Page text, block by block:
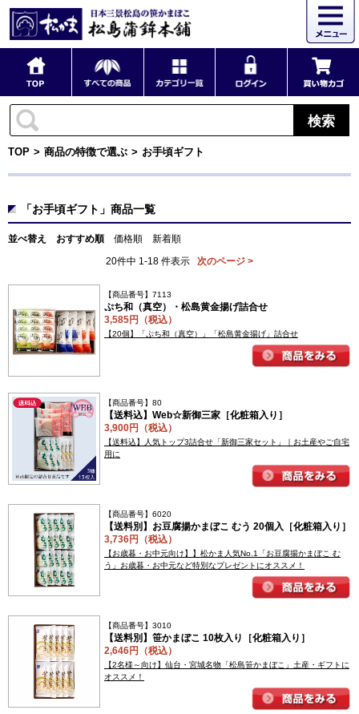
検索
TOP 商品の特徴で選ぶ お手頃ギフト
「お手頃ギフト」商品一覧
並べ替え おすすめ順 価格順
新着順
20件中 1-18 件表示 次のページ >
【商品番号】7113
ぷち和（真空）・松島黄金揚げ詰合せ
3,585円（税込）
【20個】「ぷち和（真空）」「松島黄金揚げ」詰合せ
【商品番号】80
【送料込】Web☆新御三家［化粧箱入り］
3,900円（税込）
【送料込】人気トップ3詰合せ「新御三家セット」｜お土産やご自宅
用に
【商品番号】6020
【送料別】お豆腐揚かまぼこ むう 20個入［化粧箱入り］
3,736円（税込）
【お歳暮・お中元向け】】松かま人気No.1「お豆腐揚かまぼこ む
う」お歳暮・お中元など特別なプレゼントにオススメ！
【商品番号】3010
【送料別】笹かまぼこ 10枚入り［化粧箱入り］
2,646円（税込）
【2名様～向け】仙台・宮城名物「松島笹かまぼこ」土産・ギフトに
オススメ！